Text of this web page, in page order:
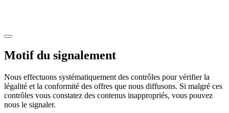
Motif du signalement
Nous effectuons systématiquement des contrôles pour vérifier la
légalité et la conformité des offres que nous diffusons. Si malgré ces
contrôles vous constatez des contenus inappropriés, vous pouvez
nous le signaler.